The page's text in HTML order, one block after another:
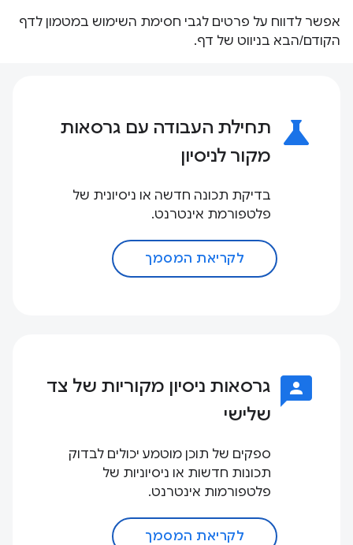
אפשר לדווח על פרטים לגבי חסימת השימוש במטמון לדף
הקודם/הבא בניווט של דף.
science
תחילת העבודה עם גרסאות
מקור לניסיון
בדיקת תכונה חדשה או ניסיונית של
פלטפורמת אינטרנט.
לקריאת המסמך
3p
גרסאות ניסיון מקוריות של צד
שלישי
ספקים של תוכן מוטמע יכולים לבדוק
תכונות חדשות או ניסיוניות של
פלטפורמות אינטרנט.
לקריאת המסמך